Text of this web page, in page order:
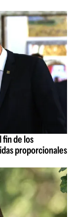
fin de los
proporcionales